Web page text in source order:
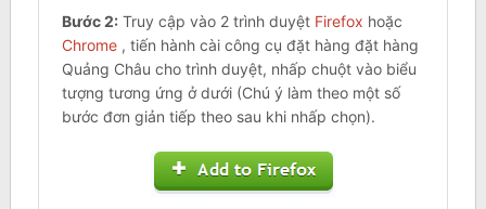
Bước2:Truy cập vào 2 trình duyệt Firefox hoặc
Chrome, tiến hành cài công cụ đặt hàng đặt hàng
Quảng Châu cho trình duyệt, nhấp chuột vào biểu
tượng tương ứng ở dưới (Chú ý làm theo một số
bước đơn giản tiếp theo sau khi nhấp chọn).